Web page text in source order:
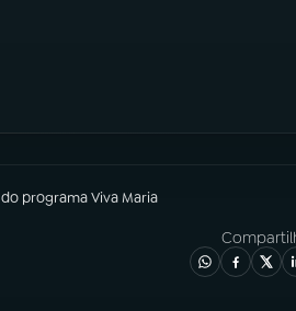
do programaViva Maria